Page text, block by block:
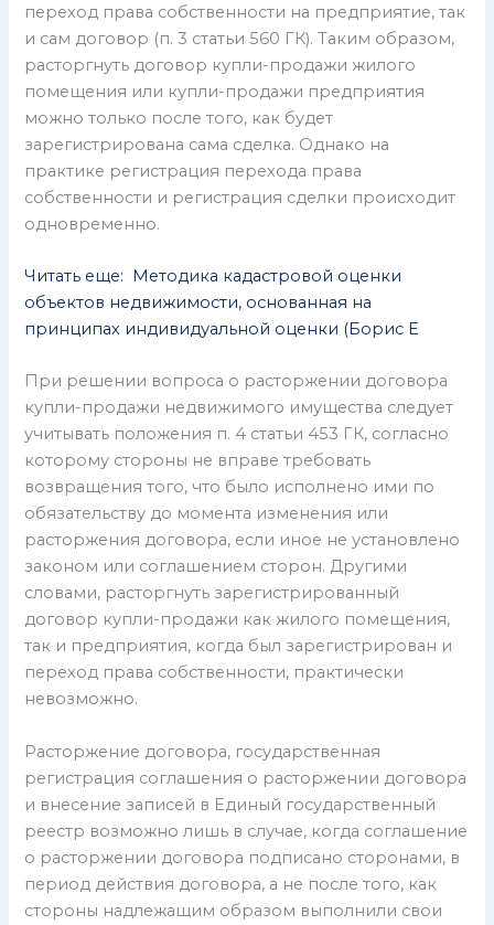
переход права собственности на предприятие, так
и сам договор (п. 3 статьи 560 ГК). Таким образом,
расторгнуть договор купли-продажи жилого
помещения или купли-продажи предприятия
можно только после того, как будет
зарегистрирована сама сделка. Однако на
практике регистрация перехода права
собственности и регистрация сделки происходит
одновременно.
Читать еще: Методика кадастровой оценки
объектов недвижимости, основанная на
принципах индивидуальной оценки (Борис Е
При решении вопроса о расторжении договора
купли-продажи недвижимого имущества следует
учитывать положения п. 4 статьи 453 ГК, согласно
которому стороны не вправе требовать
возвращения того, что было исполнено ими по
обязательству до момента изменения или
расторжения договора, если иное не установлено
законом или соглашением сторон. Другими
словами, расторгнуть зарегистрированный
договор купли-продажи как жилого помещения,
так и предприятия, когда был зарегистрирован и
переход права собственности, практически
невозможно.
Расторжение договора, государственная
регистрация соглашения о расторжении договора
и внесение записей в Единый государственный
реестр возможно лишь в случае, когда соглашение
о расторжении договора подписано сторонами, в
период действия договора, а не после того, как
стороны надлежащим образом выполнили свои